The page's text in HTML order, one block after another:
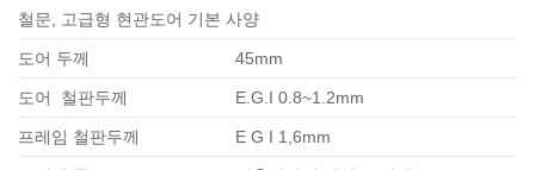
철문, 고급형 현관도어 기본 사양
도어 두께 45mm
도어 철판두께 E.G.I 0.8~1.2mm
프레임 철판두께 E G I 1,6mm